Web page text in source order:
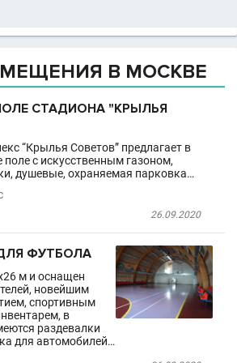
В МОСКВЕ
СТАДИОНА "КРЫЛЬЯ
“Крылья Советов” предлагает в
поле с искусственным газоном,
душевые, охраняемая парковка…
26.09.2020
ФУТБОЛА
м и оснащен
новейшим
спортивным
в
раздевалки
для автомобилей…